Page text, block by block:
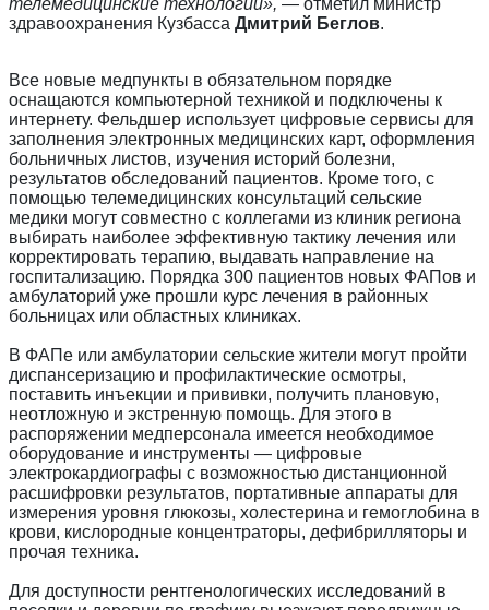
здравоохранения Кузбасса Дмитрий Беглов.
Все новые медпункты в обязательном порядке
оснащаются компьютерной техникой и подключены к
интернету. Фельдшер использует цифровые сервисы для
заполнения электронных медицинских карт, оформления
больничных листов, изучения историй болезни,
результатов обследований пациентов. Кроме того, с
помощью телемедицинских консультаций сельские
медики могут совместно с коллегами из клиник региона
выбирать наиболее эффективную тактику лечения или
корректировать терапию, выдавать направление на
госпитализацию. Порядка 300 пациентов новых ФАПов и
амбулаторий уже прошли курс лечения в районных
больницах или областных клиниках.
В ФАПе или амбулатории сельские жители могут пройти
диспансеризацию и профилактические осмотры,
поставить инъекции и прививки, получить плановую,
неотложную и экстренную помощь. Для этого в
распоряжении медперсонала имеется необходимое
оборудование и инструменты — цифровые
электрокардиографы с возможностью дистанционной
расшифровки результатов, портативные аппараты для
измерения уровня глюкозы, холестерина и гемоглобина в
крови, кислородные концентраторы, дефибрилляторы и
прочая техника.
Для доступности рентгенологических исследований в